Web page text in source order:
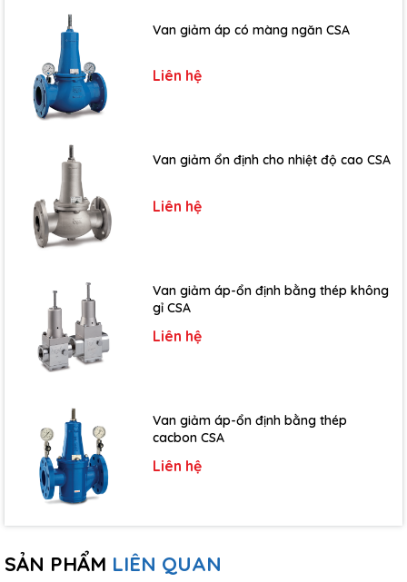
thép không gỉ Speroni/Ý model CMX 160/250
Công Ty TNHH Đầu tư công nghệ và thiết bị HT
Speroni/Italia như
Máy bơm ly tâm
Máy bơm tăng áp tự
động, Máy bơm chìm nước thải,Máy bơm lưu lượng...v..v....
Quý khách hàng cần thông tin chi tiết về sản phẩm, vui lòng
liên hệ trực tiếp với chúng tôi. Chúng tôi cam kết sẽ phản hồi
yêu cầu của Quý công ty trong thời gian ngắn nhất.
Địa chỉ: 53 Nguyễn Khả Trạc, Mai Dịch, Cầu Giấy, TP.Hà Nội
Van giảm áp có màng ngăn CSA
Liên hệ
Van giảm ổn định cho nhiệt độ cao CSA
Liên hệ
Van giảm áp-ổn định bằng thép không
gỉ CSA
Liên hệ
Van giảm áp-ổn định bằng thép
cacbon CSA
Liên hệ
SẢN PHẨM LIÊN QUAN